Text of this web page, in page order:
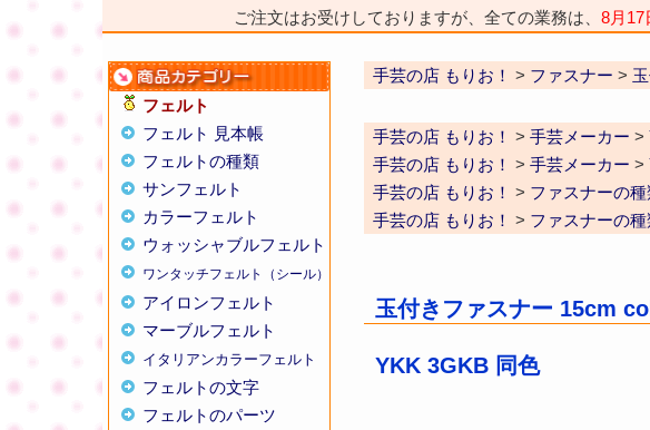
ご注文はお受けしておりますが、全ての業務は、 8月17
フェルト
フェルト 見本帳
フェルトの種類
サンフェルト
カラーフェルト
ウォッシャブルフェルト
ワンタッチフェルト（シール）
アイロンフェルト
マーブルフェルト
イタリアンカラーフェルト
フェルトの文字
フェルトのパーツ
手芸の店 もりお！ > ファスナー >
手芸の店 もりお！ > 手芸メーカー >
手芸の店 もりお！ > 手芸メーカー >
手芸の店 もりお！ > ファスナーの種
手芸の店 もりお！ > ファスナーの種
玉付きファスナー 15cm
YKK 3GKB 同色